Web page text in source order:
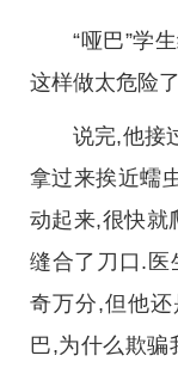
“哑巴”学
这样做太危险
说完,他接
拿过来挨近蠕
动起来,很快就
缝合了刀口.医
奇万分,但他
巴,为什么欺骗